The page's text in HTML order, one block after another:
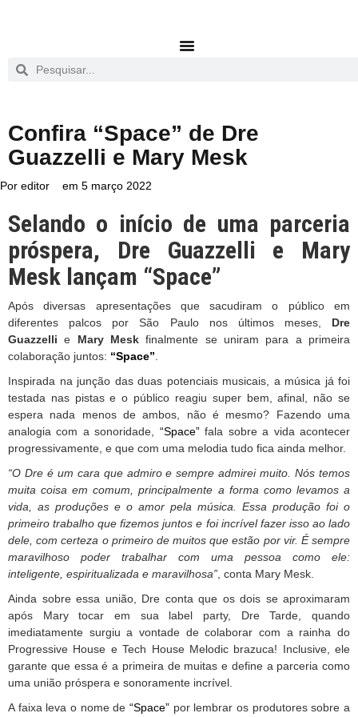
Confira “Space” de Dre
Guazzelli e Mary Mesk
Por editor em 5 março 2022
Selando o início de uma parceria
próspera, Dre Guazzelli e Mary
Mesk lançam “Space”
Após diversas apresentações que sacudiram o público em
diferentes palcos por São Paulo nos últimos meses, Dre
Guazzellie Mary Mesk finalmente se uniram para a primeira
colaboração juntos: “Space”
Inspirada na junção das duas potenciais musicais, a música já foi
testada nas pistas e o público reagiu super bem, afinal, não se
espera nada menos de ambos, não é mesmo? Fazendo uma
analogia com a sonoridade, “Space”fala sobre a vida acontecer
progressivamente, e que com uma melodia tudo fica ainda melhor.
“O Dre é um cara que admiro e sempre admirei muito. Nós temos
muita coisa em comum, principalmente a forma como levamos a
vida, as produções e o amor pela música. Essa produção foi o
primeiro trabalho que fizemos juntos e foi incrível fazer isso ao lado
dele, com certeza o primeiro de muitos que estão por vir. É sempre
maravilhoso poder trabalhar com uma pessoa como ele:
inteligente, espiritualizada e maravilhosa” , conta Mary Mesk.
Ainda sobre essa união, Dre conta que os dois se aproximaram
após Mary tocar em sua label party, Dre Tarde, quando
imediatamente surgiu a vontade de colaborar com a rainha do
Progressive House e Tech House Melodic brazuca! Inclusive, ele
garante que essa é a primeira de muitas e define a parceria como
uma união próspera e sonoramente incrível.
A faixa leva o nome de “Space” por lembrar os produtores sobre a